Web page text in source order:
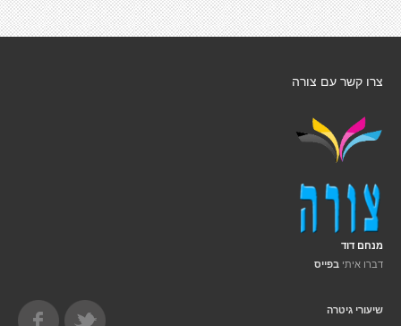
צרו קשר עם צורה
מנחם דוד
דברו איתי בפייס
שיעורי גיטרה